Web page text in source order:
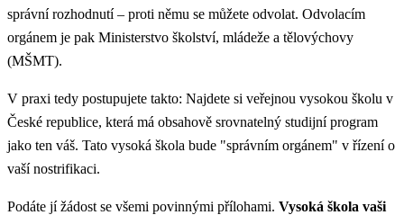
správní rozhodnutí – proti němu se můžete odvolat. Odvolacím
orgánem je pak Ministerstvo školství, mládeže a tělovýchovy
(MŠMT).
V praxi tedy postupujete takto: Najdete si veřejnou vysokou školu v
České republice, která má obsahově srovnatelný studijní program
jako ten váš. Tato vysoká škola bude "správním orgánem" v řízení o
vaší nostrifikaci.
Podáte jí žádost se všemi povinnými přílohami. Vysoká škola vaši